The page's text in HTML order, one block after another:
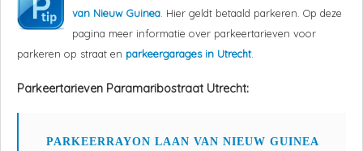
Locaties
Feestdagen
van Nieuw Guinea . Hier geldt betaald parkeren. Op deze
pagina meer informatie over parkeertarieven voor
parkeren op straat en parkeergarages in Utrecht.
Parkeertarieven Paramaribostraat Utrecht:
PARKEERRAYON LAAN VAN NIEUW GUINEA